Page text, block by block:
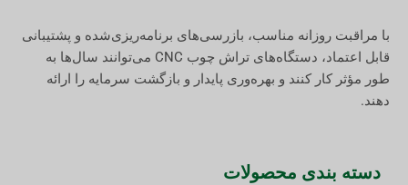
با مراقبت روزانه مناسب، بازرسی‌های برنامه‌ریزی‌شده و پشتیبانی
قابل اعتماد، دستگاه‌های تراش چوب CNC می‌توانند سال‌ها به
طور مؤثر کار کنند و بهره‌وری پایدار و بازگشت سرمایه را ارائه
دهند.
دسته بندی محصولات